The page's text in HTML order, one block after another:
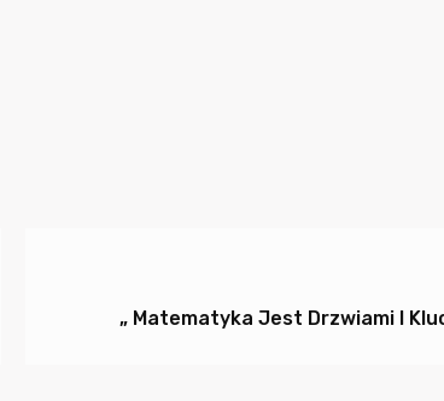
„ Matematyka Jest Drzwiami I